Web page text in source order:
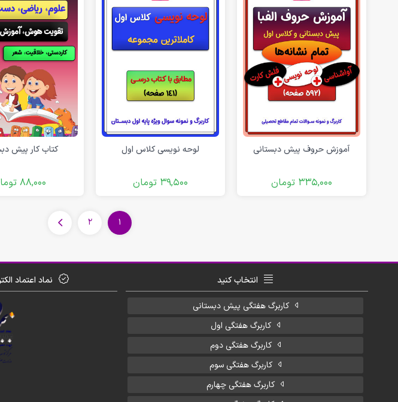
آموزش حروف پیش دبستانی
335,000 تومان
لوحه نویسی کلاس اول
39,500 تومان
کتاب کار پیش
88,000
1
2
انتخاب کنید
کاربرگ هفتگی پیش دبستانی
کاربرگ هفتگی اول
کاربرگ هفتگی دوم
کاربرگ هفتگی سوم
کاربرگ هفتگی چهارم
نماد اعتماد